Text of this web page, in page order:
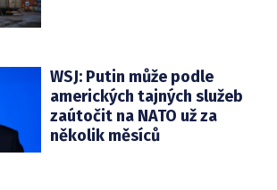
WSJ: Putin může podle
amerických tajných služeb
zaútočit na NATO už za
několik měsíců